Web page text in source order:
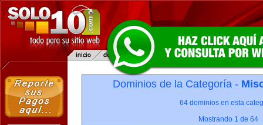
Dominios de la Categoría -
64 dominios en esta
Mostrando 1 de 64